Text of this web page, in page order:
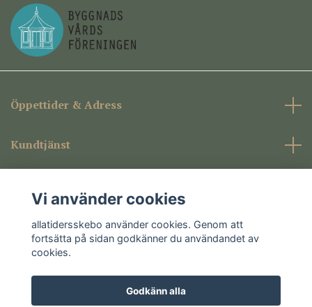
Öppettider & Adress
Kundtjänst
Sociala medier
Vi använder cookies
allatidersskebo använder cookies. Genom att
fortsätta på sidan godkänner du användandet av
cookies.
Godkänn alla